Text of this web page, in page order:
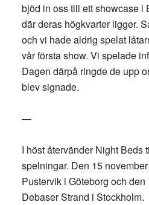
bjöd in oss till ett showcase i
där deras högkvarter ligger.
och vi hade aldrig spelat
vår första show. Vi spelade
Dagen därpå ringde de upp
blev signade.
—
I höst återvänder Night Beds
spelningar. Den 15
Pustervik i Göteborg och
Debaser Strand i Stockholm.